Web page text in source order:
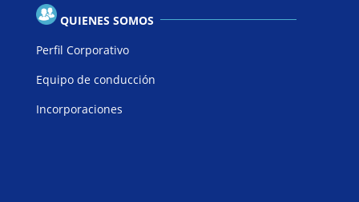
QUIENES SOMOS
Perfil Corporativo
Equipo de conducción
Incorporaciones